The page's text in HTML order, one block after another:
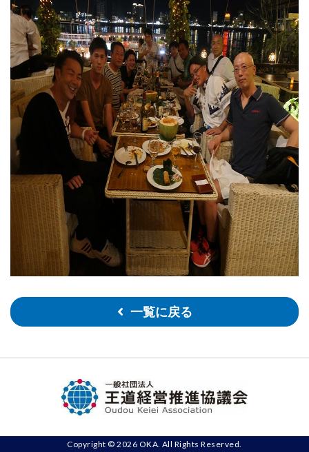
一覧に戻る
Copyright © 2026 OKA. All Rights Reserved.